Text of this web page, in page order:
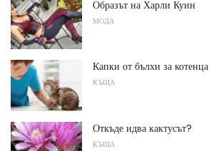
Образът на Харли Куин
МОДА
Капки от бълхи за котенца
КЪЩА
Откъде идва кактусът?
КЪЩА